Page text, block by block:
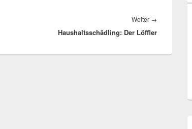
Weiter →
Beitrag:
Haushaltsschädling: Der Löffler